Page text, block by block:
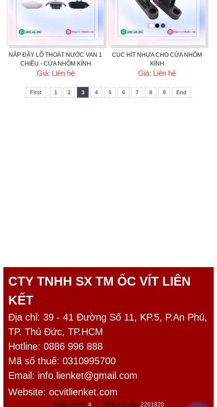
NẮP ĐẬY LỖ THOÁT NƯỚC VAN 1
CHIỀU - CỬA NHÔM KÍNH
Giá: Liên hệ
CỤC HÍT NHỰA CHO CỬA NHÔM
KÍNH
Giá: Liên hệ
First 1 2 3 4 5 6 7 8 9 End
CTY TNHH SX TM ỐC VÍT LIÊN
KẾT
Địa chỉ: 39 - 41 Đường Số 11, KP.5, P.An Phú,
TP. Thủ Đức, TP.HCM
Hotline: 0886 996 888
Mã số thuế: 0310995700
Email: info.lienket@gmail.com
Website: ocvitlienket.com
Đang online: 4| Tổng truy cập: 2261820